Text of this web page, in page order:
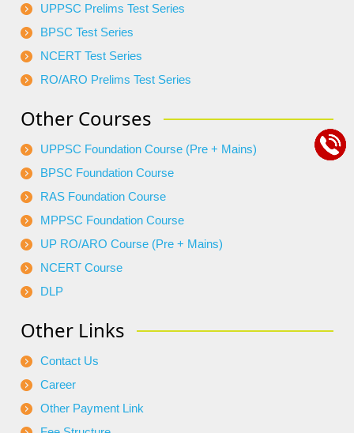
UPPSC Prelims Test Series
BPSC Test Series
NCERT Test Series
RO/ARO Prelims Test Series
Other Courses
UPPSC Foundation Course (Pre + Mains)
BPSC Foundation Course
RAS Foundation Course
MPPSC Foundation Course
UP RO/ARO Course (Pre + Mains)
NCERT Course
DLP
Other Links
Contact Us
Career
Other Payment Link